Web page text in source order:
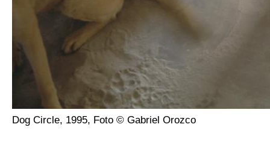
Dog Circle, 1995, Foto © Gabriel Orozco